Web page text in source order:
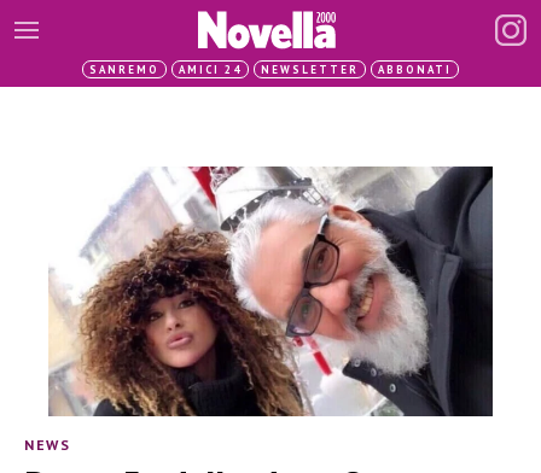
SANREMO AMICI 24 NEWSLETTER ABBONATI
NEWS